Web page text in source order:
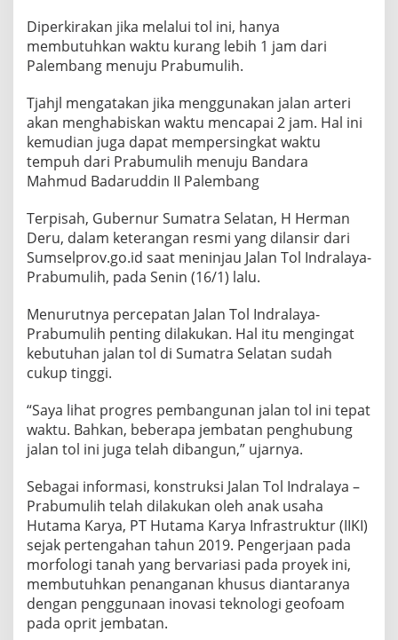
Diperkirakan jika melalui tol ini, hanya
membutuhkan waktu kurang lebih 1 jam dari
Palembang menuju Prabumulih.
Tjahjl mengatakan jika menggunakan jalan arteri
akan menghabiskan waktu mencapai 2 jam. Hal ini
kemudian juga dapat mempersingkat waktu
tempuh dari Prabumulih menuju Bandara
Mahmud Badaruddin II Palembang
Terpisah, Gubernur Sumatra Selatan, H Herman
Deru, dalam keterangan resmi yang dilansir dari
Sumselprov.go.id saat meninjau Jalan Tol Indralaya-
Prabumulih, pada Senin (16/1) lalu.
Menurutnya percepatan Jalan Tol Indralaya-
Prabumulih penting dilakukan. Hal itu mengingat
kebutuhan jalan tol di Sumatra Selatan sudah
cukup tinggi.
“Saya lihat progres pembangunan jalan tol ini tepat
waktu. Bahkan, beberapa jembatan penghubung
jalan tol ini juga telah dibangun,” ujarnya.
Sebagai informasi, konstruksi Jalan Tol Indralaya –
Prabumulih telah dilakukan oleh anak usaha
Hutama Karya, PT Hutama Karya Infrastruktur (IIKI)
sejak pertengahan tahun 2019. Pengerjaan pada
morfologi tanah yang bervariasi pada proyek ini,
membutuhkan penanganan khusus diantaranya
dengan penggunaan inovasi teknologi geofoam
pada oprit jembatan.